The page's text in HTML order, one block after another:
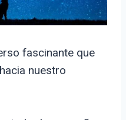
fascinante que
nuestro